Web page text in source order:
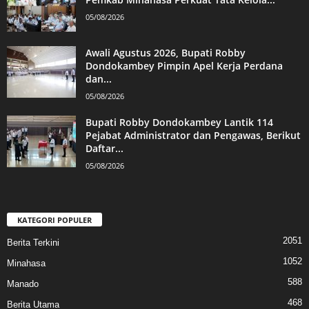
05/08/2026
Awali Agustus 2026, Bupati Robby
Dondokambey Pimpin Apel Kerja Perdana
dan...
05/08/2026
Bupati Robby Dondokambey Lantik 114
Pejabat Administrator dan Pengawas, Berikut
Daftar...
05/08/2026
KATEGORI POPULER
Berita Terkini 2051
Minahasa 1052
Manado 588
Berita Utama 468